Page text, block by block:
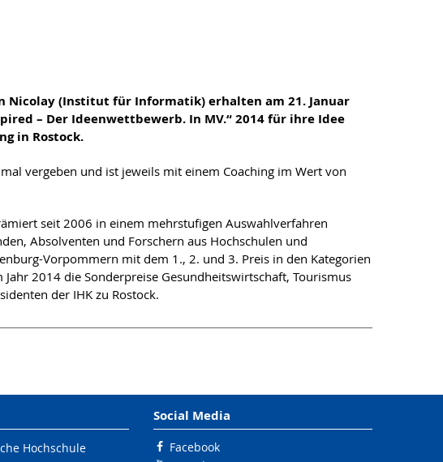
Nicolay (Institut für Informatik) erhalten am 21. Januar
– Der Ideenwettbewerb. In MV.“ 2014 für ihre Idee
in Rostock.
vergeben und ist jeweils mit einem Coaching im Wert von
seit 2006 in einem mehrstufigen Auswahlverfahren
Absolventen und Forschern aus Hochschulen und
Vorpommern mit dem 1., 2. und 3. Preis in den Kategorien
Jahr 2014 die Sonderpreise Gesundheitswirtschaft, Tourismus
der IHK zu Rostock.
Hochschule
Social Media
Facebook